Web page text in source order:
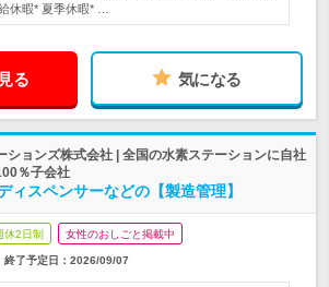
休暇* 夏季休暇* …
る 気になる
ションズ株式会社 | 全国の水素ステーションに自社
％子会社
スペンサーなどの【製造管理】
休2日制 女性のおしごと掲載中
終了予定日： 2026/09/07